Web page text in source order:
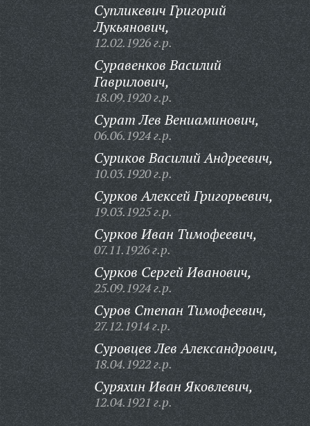
Супликевич Григорий
Лукьянович,
12.02.1926 г.р.
Суравенков Василий
Гаврилович,
18.09.1920 г.р.
Сурат Лев Вениаминович,
06.06.1924 г.р.
Суриков Василий Андреевич,
10.03.1920 г.р.
Сурков Алексей Григорьевич,
19.03.1925 г.р.
Сурков Иван Тимофеевич,
07.11.1926 г.р.
Сурков Сергей Иванович,
25.09.1924 г.р.
Суров Степан Тимофеевич,
27.12.1914 г.р.
Суровцев Лев Александрович,
18.04.1922 г.р.
Суряхин Иван Яковлевич,
12.04.1921 г.р.